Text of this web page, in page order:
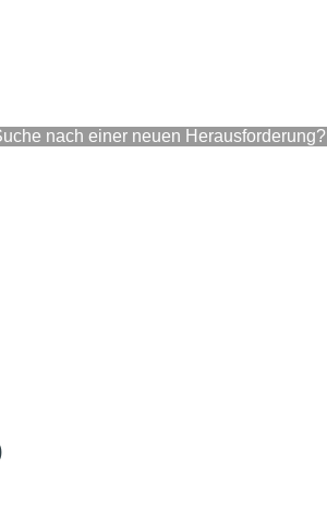
nach einer neuen Herausforderung?